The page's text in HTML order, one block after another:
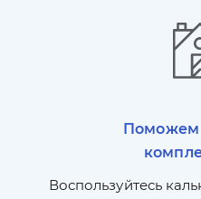
Поможем
Воспользуйтесь